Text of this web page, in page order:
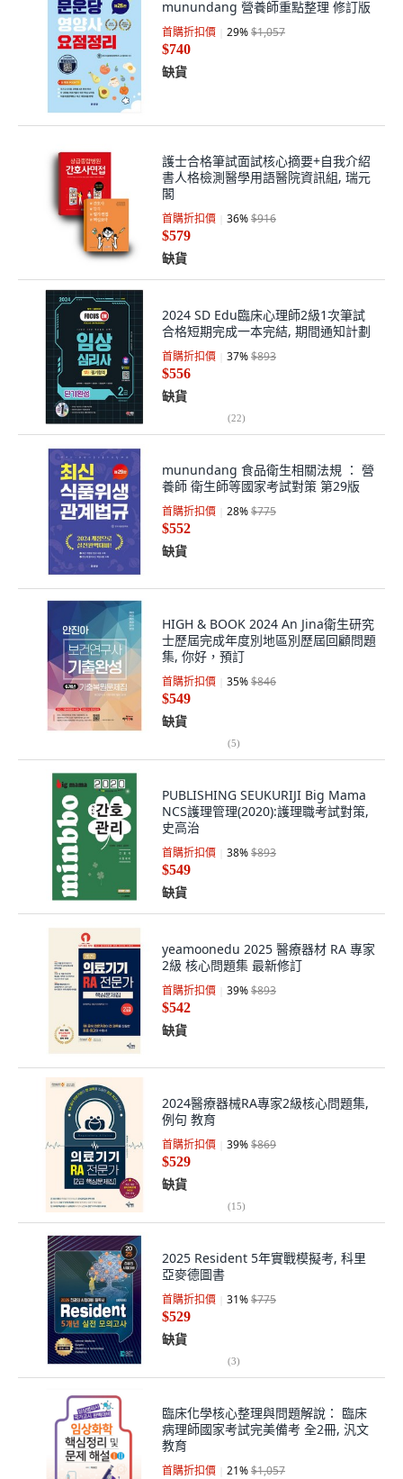
munundang 營養師重點整理 修訂版
首購折扣價 29%$1,057
$740
缺貨
護士合格筆試面試核心摘要+自我介紹
書人格檢測醫學用語醫院資訊組, 瑞元
閣
首購折扣價 36%$916
$579
缺貨
2024 SD Edu臨床心理師2級1次筆試
合格短期完成一本完結, 期間通知計劃
首購折扣價 37%$893
$556
缺貨
(22)
munundang 食品衛生相關法規 ： 營
養師 衛生師等國家考試對策 第29版
首購折扣價 28%$775
$552
缺貨
HIGH & BOOK 2024 An Jina衛生研究
士歷屆完成年度別地區別歷屆回顧問題
集, 你好，預訂
首購折扣價 35%$846
$549
缺貨
(5)
PUBLISHING SEUKURIJI Big Mama
NCS護理管理(2020):護理職考試對策,
史高治
首購折扣價 38%$893
$549
缺貨
yeamoonedu 2025 醫療器材 RA 專家
2級 核心問題集 最新修訂
首購折扣價 39%$893
$542
缺貨
2024醫療器械RA專家2級核心問題集,
例句 教育
首購折扣價 39%$869
$529
缺貨
(15)
2025 Resident 5年實戰模擬考, 科里
亞麥德圖書
首購折扣價 31%$775
$529
缺貨
(3)
臨床化學核心整理與問題解說： 臨床
病理師國家考試完美備考 全2冊, 汎文
教育
首購折扣價 21%$1,057